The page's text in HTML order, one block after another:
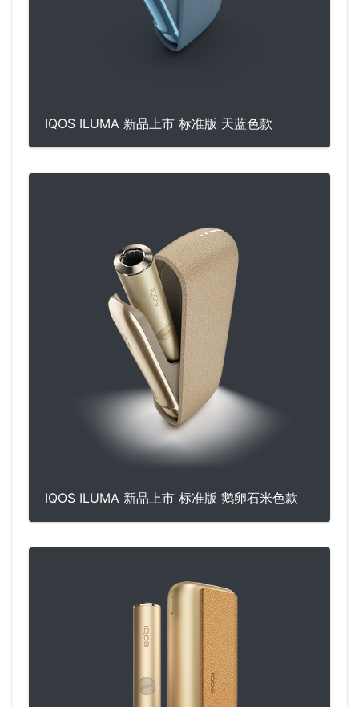
IQOS ILUMA 新品上市 标准版 天蓝色款
IQOS ILUMA 新品上市 标准版 鹅卵石米色款